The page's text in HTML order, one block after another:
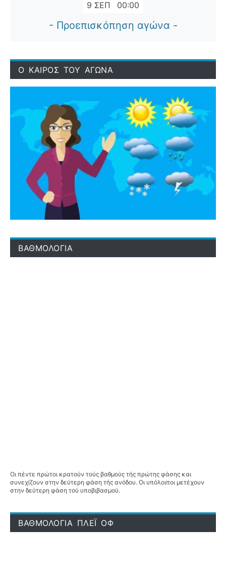
9 ΣΕΠ 00:00
- Προεπισκόπηση αγώνα -
Ο ΚΑΙΡΟΣ ΤΟΥ ΑΓΩΝΑ
ΒΑΘΜΟΛΟΓΙΑ
Οι πέντε πρώτοι κρατούν τούς βαθμούς τής πρώτης φάσης και
συνεχίζουν στην δεύτερη φάση τής ανόδου. Οι υπόλοιποι μετέχουν
στην δεύτερη φάση τού υποβιβασμού.
ΒΑΘΜΟΛΟΓΙΑ ΠΛΕΪ ΟΦ